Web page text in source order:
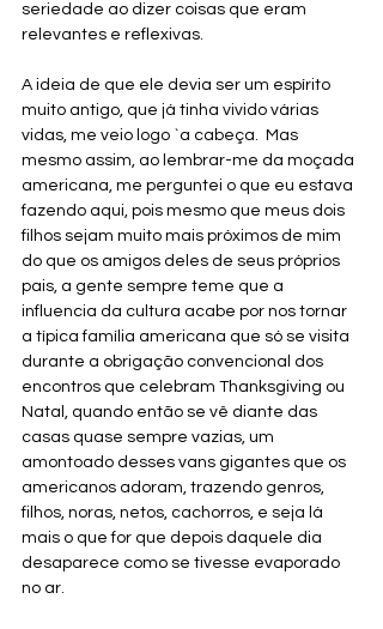
seriedade ao dizer coisas que eram
relevantes e reflexivas.
A ideia de que ele devia ser um espírito
muito antigo, que já tinha vivido várias
vidas, me veio logo `a cabeça.  Mas
mesmo assim, ao lembrar-me da moçada
americana, me perguntei o que eu estava
fazendo aqui, pois mesmo que meus dois
filhos sejam muito mais próximos de mim
do que os amigos deles de seus próprios
pais, a gente sempre teme que a
influencia da cultura acabe por nos tornar
a típica família americana que só se visita
durante a obrigação convencional dos
encontros que celebram Thanksgiving ou
Natal, quando então se vê diante das
casas quase sempre vazias, um
amontoado desses vans gigantes que os
americanos adoram, trazendo genros,
filhos, noras, netos, cachorros, e seja lá
mais o que for que depois daquele dia
desaparece como se tivesse evaporado
no ar.